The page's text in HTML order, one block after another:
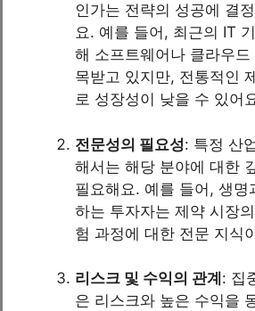
인가는 전략의 성공에 결
요. 예를 들어, 최근의 IT
해 소프트웨어나 클라우
목받고 있지만, 전통적인
로 성장성이 낮을 수 있어
전문성의 필요성: 특정 산
해서는 해당 분야에 대한
필요해요. 예를 들어, 생명
하는 투자자는 제약 시장
험 과정에 대한 전문 지식
리스크 및 수익의 관계 : 집
은 리스크와 높은 수익을